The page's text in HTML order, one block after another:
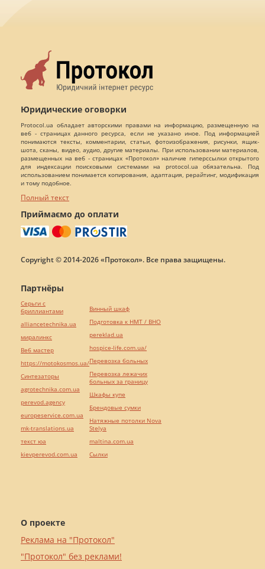
Юридические оговорки
Protocol.ua обладает авторскими правами на информацию, размещенную на
веб - страницах данного ресурса, если не указано иное. Под информацией
понимаются тексты, комментарии, статьи, фотоизображения, рисунки, ящик-
шота, сканы, видео, аудио, другие материалы. При использовании материалов,
размещенных на веб - страницах «Протокол» наличие гиперссылки открытого
для индексации поисковыми системами на protocol.ua обязательна. Под
использованием понимается копирования, адаптация, рерайтинг, модификация
и тому подобное.
Полный текст
Приймаємо до оплати
Copyright © 2014-2026 «Протокол». Все права защищены.
О проекте
Реклама на "Протокол"
"Протокол" без реклами!
Партнёры
Серьги с
бриллиантами
alliancetechnika.ua
миралинкс
Веб мастер
https://motokosmos.ua/
Синтезаторы
agrotechnika.com.ua
perevod.agency
europeservice.com.ua
mk-translations.ua
текст юа
kievperevod.com.ua
Винный шкаф
Подготовка к НМТ / ВНО
pereklad.ua
hospice-life.com.ua/
Перевозка больных
Перевозка лежачих
больных за границу
Шкафы купе
Брендовые сумки
Натяжные потолки Nova
Stelya
maltina.com.ua
Cылки